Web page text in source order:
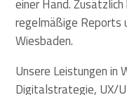
einer Hand.
regelmäßige Reports
Wiesbaden.
Unsere Leistungen in
Digitalstrategie, UX/